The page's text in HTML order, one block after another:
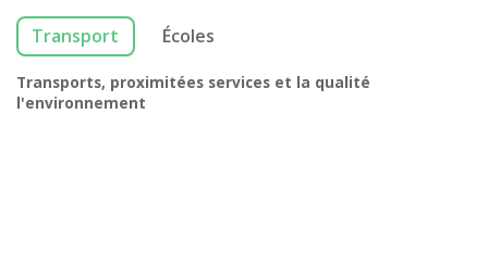
Transport Écoles
Transports, proximitées services et la qualité
l'environnement